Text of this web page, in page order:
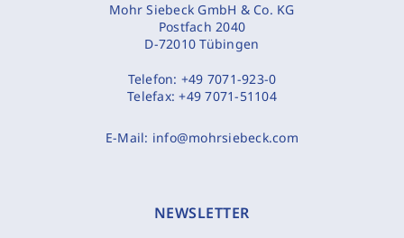
Mohr Siebeck GmbH & Co. KG
Postfach 2040
D-72010 Tübingen
Telefon: +49 7071-923-0
Telefax:+49 7071-51104
E-Mail: info@mohrsiebeck.com
NEWSLETTER